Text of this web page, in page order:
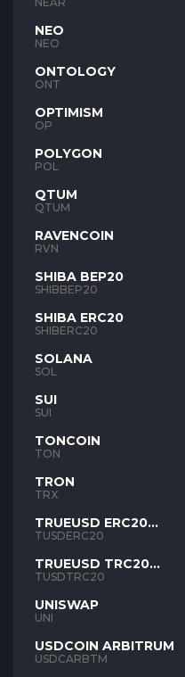
NEO
NEO
ONTOLOGY
ONT
OPTIMISM
OP
POLYGON
POL
QTUM
QTUM
RAVENCOIN
RVN
SHIBA BEP20
SHIBBEP20
SHIBA ERC20
SHIBERC20
SOLANA
SOL
SUI
SUI
TONCOIN
TON
TRON
TRX
TRUEUSD ERC20
TUSD
TUSDERC20
TRUEUSD TRC20
TUSD
TUSDTRC20
UNISWAP
UNI
USDCOIN ARBITRUM
USDCARBTM